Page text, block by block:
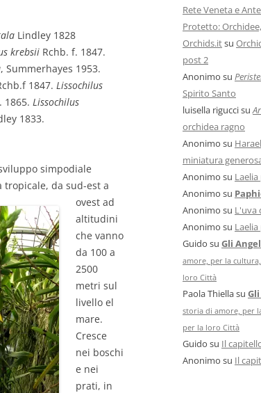
Lindley 1828
krebsii Rchb. f. 1847.
, Summerhayes 1953.
1847. Lissochilus
1865. Lissochilus
1833.
simpodiale
tropicale, da sud-est a
ovest ad
altitudini
che vanno
da 100 a
2500
metri sul
livello el
mare.
Cresce
nei boschi
e nei
prati, in
Rete Veneta e
Protetto:
Orchids.itsu
post 2
Anonimo su
Spirito Santo
luisella riguccisu
orchidea ragno
Anonimo su
miniatura
Anonimo su
Anonimo su
Anonimo su L'uva
Anonimo su
Guido su Gli
amore, per la
loro Città
Paola Thiellasu
storia di amore, per
per la loro Città
Guido su Il
Anonimo su Il